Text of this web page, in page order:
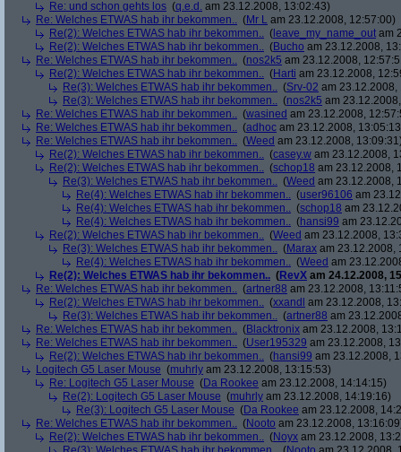
Re: und schon gehts los (q.e.d. am 23.12.2008, 13:02:43)
Re: Welches ETWAS hab ihr bekommen.. (Mr L am 23.12.2008, 12:57:00)
Re(2): Welches ETWAS hab ihr bekommen.. ( leave_my_name_out am
Re(2): Welches ETWAS hab ihr bekommen.. (Bucho am 23.12.2008,
Re: Welches ETWAS hab ihr bekommen.. (nos2k5 am 23.12.2008,
Re(2): Welches ETWAS hab ihr bekommen.. (Harti am 23.12.2008,
Re(3): Welches ETWAS hab ihr bekommen.. (Srv-02 am 23.12.2008,
Re(3): Welches ETWAS hab ihr bekommen.. (nos2k5 am
Re: Welches ETWAS hab ihr bekommen.. (wasined am 23.12.2008,
Re: Welches ETWAS hab ihr bekommen.. (adhoc am 23.12.2008,
Re: Welches ETWAS hab ihr bekommen.. (Weed am 23.12.2008,
Re(2): Welches ETWAS hab ihr bekommen.. (casey.w am 23.12.2008,
Re(2): Welches ETWAS hab ihr bekommen.. (schop18 am 23.12.2008,
Re(3): Welches ETWAS hab ihr bekommen.. (Weed am 23.12.2008,
Re(4): Welches ETWAS hab ihr bekommen.. (user96106 am
Re(4): Welches ETWAS hab ihr bekommen.. (schop18 am
Re(4): Welches ETWAS hab ihr bekommen.. (hansi99 am
Re(2): Welches ETWAS hab ihr bekommen.. (Weed am 23.12.2008,
Re(3): Welches ETWAS hab ihr bekommen.. (Marax am 23.12.2008,
Re(4): Welches ETWAS hab ihr bekommen.. (Weed am
Re(2): Welches ETWAS hab ihr bekommen.. (RevX am 24.12.2008,
Re: Welches ETWAS hab ihr bekommen.. (artner88 am 23.12.2008,
Re(2): Welches ETWAS hab ihr bekommen.. (xxandl am 23.12.2008,
Re(3): Welches ETWAS hab ihr bekommen.. (artner88 am
Re: Welches ETWAS hab ihr bekommen.. (Blacktronix am 23.12.2008,
Re: Welches ETWAS hab ihr bekommen.. (User195329 am 23.12.2008,
Re(2): Welches ETWAS hab ihr bekommen.. (hansi99 am 23.12.2008,
Logitech G5 Laser Mouse (muhrly am 23.12.2008, 13:15:53)
Re: Logitech G5 Laser Mouse (Da Rookee am 23.12.2008, 14:14:15)
Re(2): Logitech G5 Laser Mouse (muhrly am 23.12.2008, 14:19:16)
Re(3): Logitech G5 Laser Mouse (Da Rookee am 23.12.2008,
Re: Welches ETWAS hab ihr bekommen.. (Nooto am 23.12.2008,
Re(2): Welches ETWAS hab ihr bekommen.. (Noyx am 23.12.2008,